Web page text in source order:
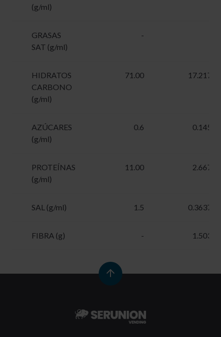
(g/ml)
GRASAS
SAT (g/ml)
-
HIDRATOS
CARBONO
(g/ml)
71.00 17.2175
AZÚCARES
(g/ml)
0.6 0.1455
PROTEÍNAS
(g/ml)
11.00 2.6675
SAL (g/ml) 1.5 0.36375
FIBRA (g) - 1.5035